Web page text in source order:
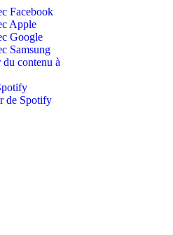
Facebook
Apple
Google
Samsung
contenu à
de Spotify